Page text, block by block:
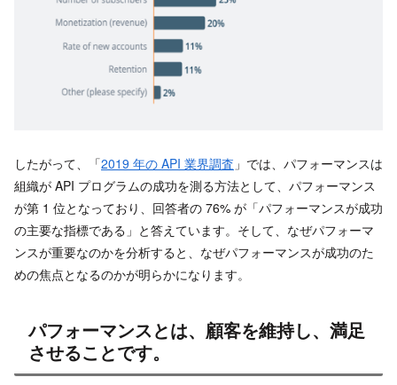
したがって、「2019 年の API 業界調査 」では、パフォーマンスは
組織が API プログラムの成功を測る方法として、パフォーマンス
が第 1 位となっており、回答者の 76% が「パフォーマンスが成功
の主要な指標である」と答えています。そして、なぜパフォーマ
ンスが重要なのかを分析すると、なぜパフォーマンスが成功のた
めの焦点となるのかが明らかになります。
パフォーマンスとは、顧客を維持し、満足
させることです。